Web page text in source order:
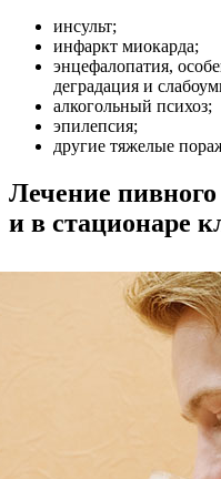
инсульт;
инфаркт миокарда;
энцефалопатия,
деградация и
алкогольный психоз;
эпилепсия;
другие тяжелые
Лечение
и в стационаре